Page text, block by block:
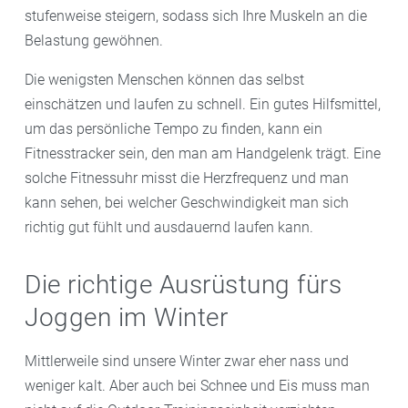
stufenweise steigern, sodass sich Ihre Muskeln an die
Belastung gewöhnen.
Die wenigsten Menschen können das selbst
einschätzen und laufen zu schnell. Ein gutes Hilfsmittel,
um das persönliche Tempo zu finden, kann ein
Fitnesstracker sein, den man am Handgelenk trägt. Eine
solche Fitnessuhr misst die Herzfrequenz und man
kann sehen, bei welcher Geschwindigkeit man sich
richtig gut fühlt und ausdauernd laufen kann.
Die richtige Ausrüstung fürs
Joggen im Winter
Mittlerweile sind unsere Winter zwar eher nass und
weniger kalt. Aber auch bei Schnee und Eis muss man